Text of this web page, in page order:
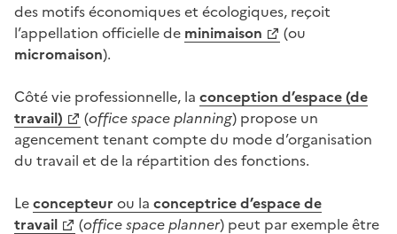
des motifs économiques et écologiques, reçoit
l’appellation officielle de minimaison
(ou
micromaison).
Côté vie professionnelle, la conception d’espace (de
travail)
(officespace planning) propose un
agencement tenant compte du mode d’organisation
du travail et de la répartition des fonctions.
Leconcepteur ou la conceptrice d’espace de
travail
(officespace planner) peut par exemple être